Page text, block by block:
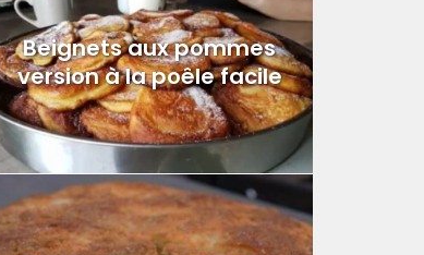
Beignets aux pommes
version à la poêle facile